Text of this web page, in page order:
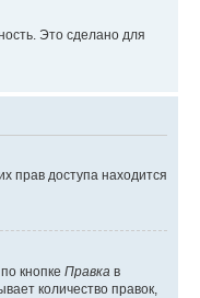
Это сделано для
прав доступа находится
кнопке Правка в
количество правок,